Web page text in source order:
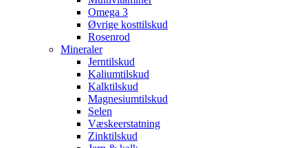
Omega 3
Øvrige kosttilskud
Rosenrod
Mineraler
Jerntilskud
Kaliumtilskud
Kalktilskud
Magnesiumtilskud
Selen
Væskeerstatning
Zinktilskud